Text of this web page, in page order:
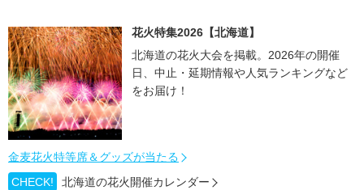
花火特集2026【北海道】
北海道の花火大会を掲載。2026年の開催
日、中止・延期情報や人気ランキングなど
をお届け！
金麦花火特等席＆グッズが当たる
CHECK!
北海道の花火開催カレンダー